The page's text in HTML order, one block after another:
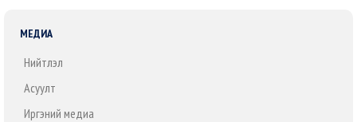
МЕДИА
Нийтлэл
Асуулт
Иргэний медиа